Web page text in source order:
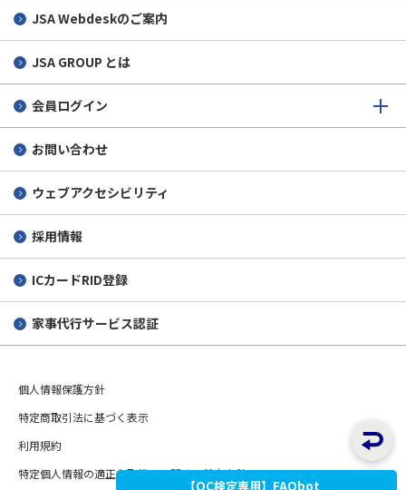
JSA Webdeskのご案内
JSA GROUP とは
会員ログイン
お問い合わせ
ウェブアクセシビリティ
採用情報
ICカードRID登録
家事代行サービス認証
個人情報保護方針
特定商取引法に基づく表示
利用規約
特定個人情報の適正な取扱いに関する基本方針
【QC検定専用】FAQbot